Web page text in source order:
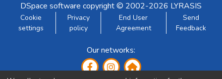
DSpace software copyright © 2002-2026 LYRASIS
Cookie
settings
Privacy
policy
End User
Agreement
Send
Feedback
Our networks: